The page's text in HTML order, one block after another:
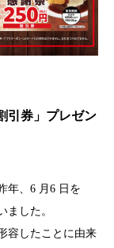
引券」プレゼン
年、6 月6 日を
ました。
容したことに由来